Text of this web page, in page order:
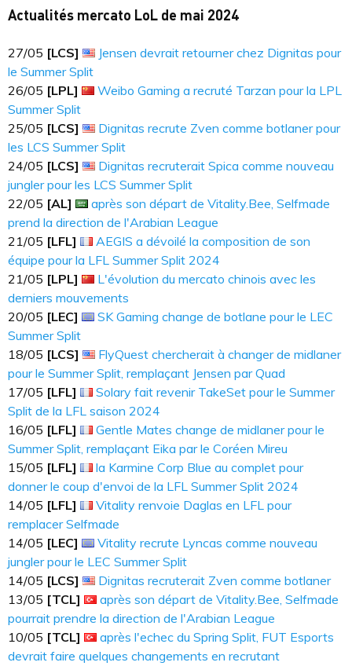
Actualités mercato LoL de mai 2024
27​​​/05 [LCS]
Jensen devrait retourner chez Dignitas pour
le Summer Split
26​​​/05 [LPL]
Weibo Gaming a recruté Tarzan pour la LPL
Summer Split
25​​​/05 [LCS]
Dignitas recrute Zven comme botlaner pour
les LCS Summer Split
24​​​/05 [LCS]
Dignitas recruterait Spica comme nouveau
jungler pour les LCS Summer Split
22​​​/05 [AL]
après son départ de Vitality.Bee, Selfmade
prend la direction de l'Arabian League
21​​​/05 [LFL]
AEGIS a dévoilé la composition de son
équipe pour la LFL Summer Split 2024
21​​​/05 [LPL]
L'évolution du mercato chinois avec les
derniers mouvements
20​​​/05 [LEC]
SK Gaming change de botlane pour le LEC
Summer Split
18​​​/05 [LCS]
FlyQuest chercherait à changer de midlaner
pour le Summer Split, remplaçant Jensen par Quad
17​​​/05 [LFL]
Solary fait revenir TakeSet pour le Summer
Split de la LFL saison 2024
16​​​/05 [LFL]
Gentle Mates change de midlaner pour le
Summer Split, remplaçant Eika par le Coréen Mireu
15​​​/05 [LFL]
la Karmine Corp Blue au complet pour
donner le coup d'envoi de la LFL Summer Split 2024
14​​​/05 [LFL]
Vitality renvoie Daglas en LFL pour
remplacer Selfmade
14​​​/05 [LEC]
Vitality recrute Lyncas comme nouveau
jungler pour le LEC Summer Split
14​​​/05 [LCS]
Dignitas recruterait Zven comme botlaner
13​​​/05 [TCL]
après son départ de Vitality.Bee, Selfmade
pourrait prendre la direction de l'Arabian League
10​​​/05 [TCL]
après l'echec du Spring Split, FUT Esports
devrait faire quelques changements en recrutant